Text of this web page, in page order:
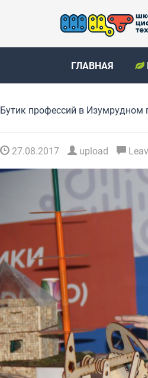
ГЛАВНАЯ
Бутик профессий в Изумрудном
27.08.2017 upload